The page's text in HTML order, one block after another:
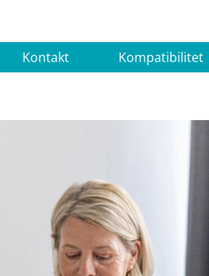
Kontakt Kompatibilitet